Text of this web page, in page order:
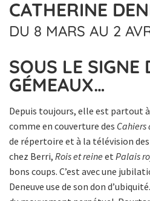
CATHERINE
DU 8 MARS AU 2
SOUS LE SIGNE
GÉMEAUX…
Depuis toujours, elle est partout
comme en couverture des Cahiers
de répertoire et à la télévision
chez Berri, Rois et reine et Palais
bons coups. C’est avec une
Deneuve use de son don